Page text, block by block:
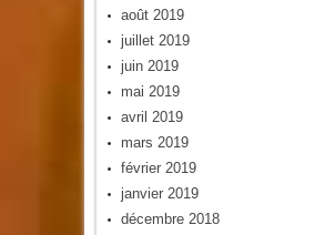
août 2019
juillet 2019
juin 2019
mai 2019
avril 2019
mars 2019
février 2019
janvier 2019
décembre 2018